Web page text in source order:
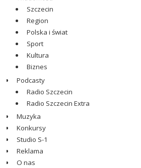
Szczecin
Region
Polska i świat
Sport
Kultura
Biznes
Podcasty
Radio Szczecin
Radio Szczecin Extra
Muzyka
Konkursy
Studio S-1
Reklama
O nas